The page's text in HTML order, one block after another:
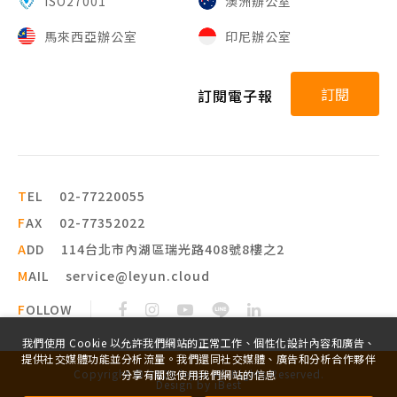
馬來西亞辦公室
印尼辦公室
訂閱電子報 訂閱
TEL
02-77220055
FAX
02-77352022
ADD
114台北市內湖區瑞光路408號8樓之2
MAIL
service@leyun.cloud
FOLLOW
Copyright © 2026 leyun All Rights Reserved.
Design by iBest
我們使用 Cookie 以允許我們網站的正常工作、個性化設計內容和廣告、
提供社交媒體功能並分析流量。我們還同社交媒體、廣告和分析合作夥伴
分享有關您使用我們網站的信息